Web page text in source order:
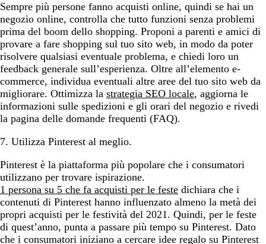
Sempre più persone fanno acquisti online, quindi se hai un
negozio online, controlla che tutto funzioni senza problemi
prima del boom dello shopping. Proponi a parenti e amici di
provare a fare shopping sul tuo sito web, in modo da poter
risolvere qualsiasi eventuale problema, e chiedi loro un
feedback generale sull’esperienza. Oltre all’elemento e-
commerce, individua eventuali altre aree del tuo sito web da
migliorare. Ottimizza la strategia SEO locale, aggiorna le
informazioni sulle spedizioni e gli orari del negozio e rivedi
la pagina delle domande frequenti (FAQ).
7. Utilizza Pinterest al meglio.
Pinterest è la piattaforma più popolare che i consumatori
utilizzano per trovare ispirazione.
1 persona su 5 che fa acquisti per le feste dichiara che i
contenuti di Pinterest hanno influenzato almeno la metà dei
propri acquisti per le festività del 2021. Quindi, per le feste
di quest’anno, punta a passare più tempo su Pinterest. Dato
che i consumatori iniziano a cercare idee regalo su Pinterest